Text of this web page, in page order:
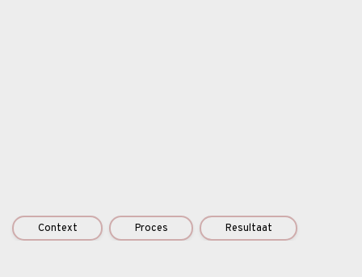
Context Proces Resultaat